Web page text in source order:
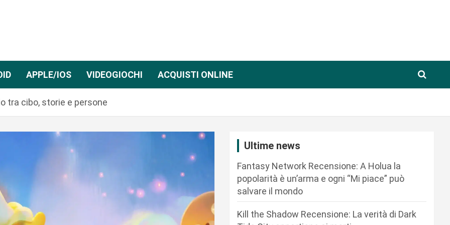
APPLE/IOS VIDEOGIOCHI ACQUISTI ONLINE
tra cibo, storie e persone
Ultime news
Fantasy Network Recensione: A Holua la
popolarità è un’arma e ogni “Mi piace” può
salvare il mondo
Kill the Shadow Recensione: La verità di Dark